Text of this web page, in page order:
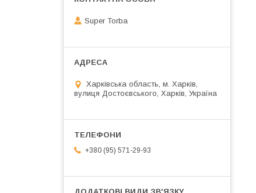
Super Torba
Харківська область, м. Харків,
вулиця Достоєвського, Харків, Україна
+380 (95) 571-29-93